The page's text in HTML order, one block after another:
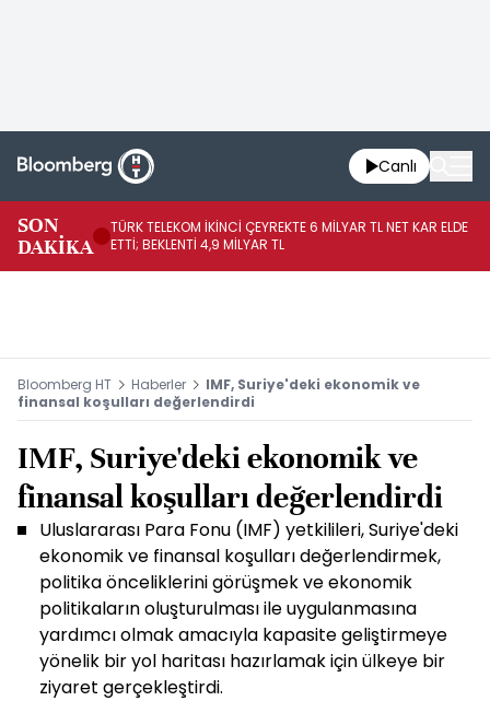
Canlı
SON
DAKİKA
TÜRK TELEKOM İKİNCİ ÇEYREKTE 6 MİLYAR TL NET KAR ELDE
ETTİ; BEKLENTİ 4,9 MİLYAR TL
Bloomberg HT Haberler
IMF, Suriye'deki ekonomik ve
finansal koşulları değerlendirdi
IMF, Suriye'deki ekonomik ve
finansal koşulları değerlendirdi
Uluslararası Para Fonu (IMF) yetkilileri, Suriye'deki
ekonomik ve finansal koşulları değerlendirmek,
politika önceliklerini görüşmek ve ekonomik
politikaların oluşturulması ile uygulanmasına
yardımcı olmak amacıyla kapasite geliştirmeye
yönelik bir yol haritası hazırlamak için ülkeye bir
ziyaret gerçekleştirdi.